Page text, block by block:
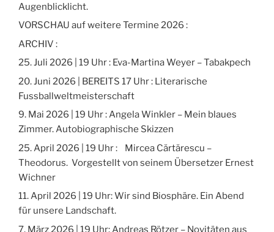
Augenblicklicht.
VORSCHAU auf weitere Termine 2026 :
ARCHIV :
25. Juli 2026 | 19 Uhr : Eva-Martina Weyer – Tabakpech
20. Juni 2026 | BEREITS 17 Uhr : Literarische
Fussballweltmeisterschaft
9. Mai 2026 | 19 Uhr : Angela Winkler – Mein blaues
Zimmer. Autobiographische Skizzen
25. April 2026 | 19 Uhr : Mircea Cărtărescu –
Theodorus. Vorgestellt von seinem Übersetzer Ernest
Wichner
11. April 2026 | 19 Uhr: Wir sind Biosphäre. Ein Abend
für unsere Landschaft.
7. März 2026 | 19 Uhr: Andreas Rötzer – Novitäten aus